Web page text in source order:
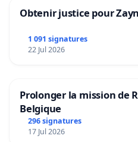
Obtenir justice pour
1 091 signatures
22 Jul 2026
Prolonger la mission de
Belgique
296 signatures
17 Jul 2026